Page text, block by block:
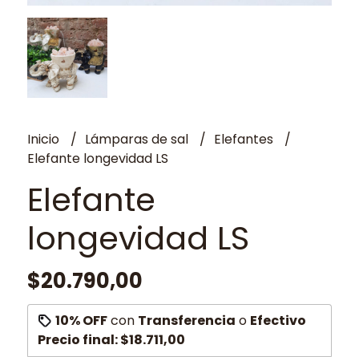
Inicio Lámparas de sal
Elefantes
Elefante longevidad LS
Elefante
longevidad LS
$20.790,00
10% OFFcon Transferencia o Efectivo
Precio final:$18.711,00